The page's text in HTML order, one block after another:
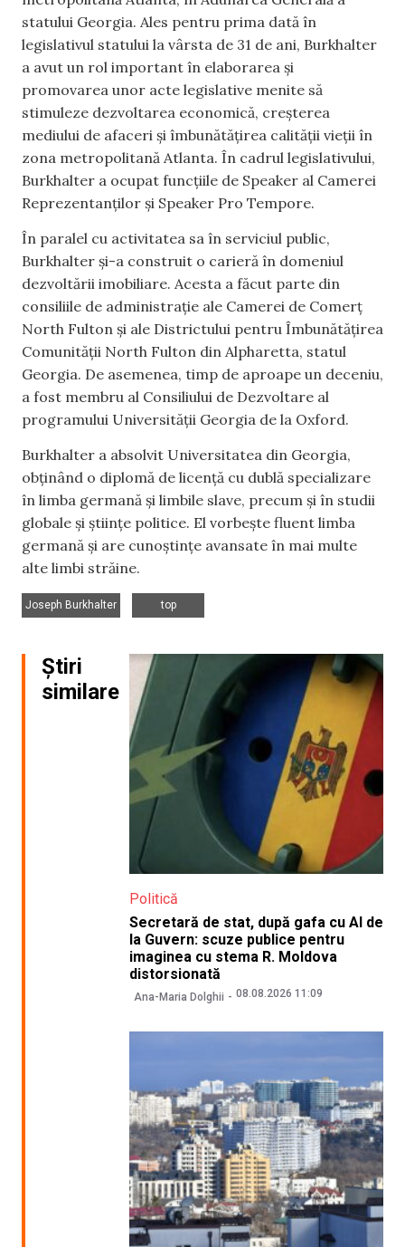
statului Georgia. Ales pentru prima dată în
legislativul statului la vârsta de 31 de ani, Burkhalter
a avut un rol important în elaborarea și
promovarea unor acte legislative menite să
stimuleze dezvoltarea economică, creșterea
mediului de afaceri și îmbunătățirea calității vieții în
zona metropolitană Atlanta. În cadrul legislativului,
Burkhalter a ocupat funcțiile de Speaker al Camerei
Reprezentanților și Speaker Pro Tempore.
În paralel cu activitatea sa în serviciul public,
Burkhalter și-a construit o carieră în domeniul
dezvoltării imobiliare. Acesta a făcut parte din
consiliile de administrație ale Camerei de Comerț
North Fulton și ale Districtului pentru Îmbunătățirea
Comunității North Fulton din Alpharetta, statul
Georgia. De asemenea, timp de aproape un deceniu,
a fost membru al Consiliului de Dezvoltare al
programului Universității Georgia de la Oxford.
Burkhalter a absolvit Universitatea din Georgia,
obținând o diplomă de licență cu dublă specializare
în limba germană și limbile slave, precum și în studii
globale și științe politice. El vorbește fluent limba
germană și are cunoștințe avansate în mai multe
alte limbi străine.
Joseph Burkhalter
top
Știri
similare
Politică
Secretară de stat, după gafa cu AI de
la Guvern: scuze publice pentru
imaginea cu stema R. Moldova
distorsionată
Ana-Maria Dolghii 08.08.2026 11:09